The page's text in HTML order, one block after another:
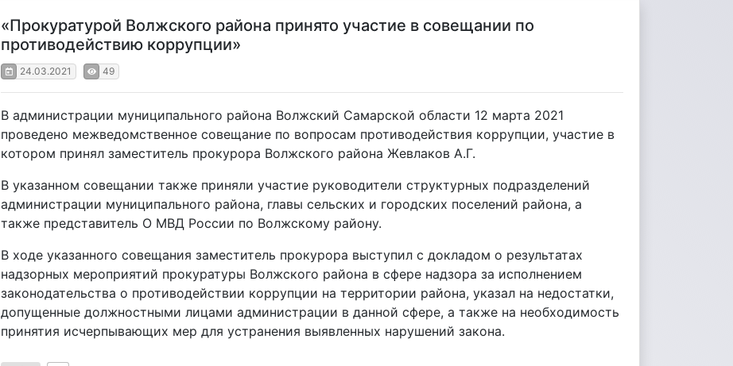
«Прокуратурой Волжского района принято участие в совещании по
противодействию коррупции»
24.03.2021 49
В администрации муниципального района Волжский Самарской области 12 марта 2021
проведено межведомственное совещание по вопросам противодействия коррупции, участие в
котором принял заместитель прокурора Волжского района Жевлаков А.Г.
В указанном совещании также приняли участие руководители структурных подразделений
администрации муниципального района, главы сельских и городских поселений района, а
также представитель О МВД России по Волжскому району.
В ходе указанного совещания заместитель прокурора выступил с докладом о результатах
надзорных мероприятий прокуратуры Волжского района в сфере надзора за исполнением
законодательства о противодействии коррупции на территории района, указал на недостатки,
допущенные должностными лицами администрации в данной сфере, а также на необходимость
принятия исчерпывающих мер для устранения выявленных нарушений закона.